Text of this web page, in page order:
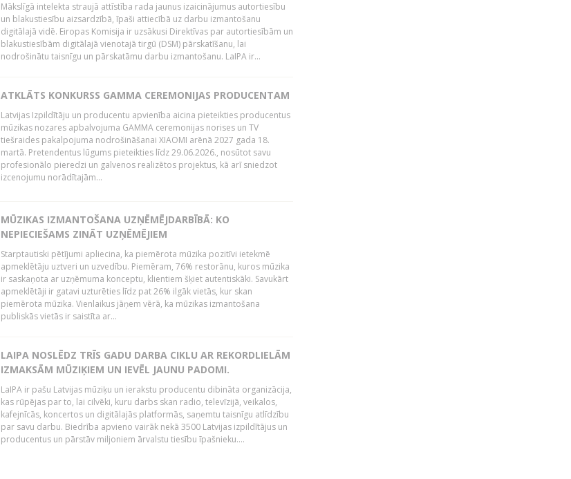
Mākslīgā intelekta straujā attīstība rada jaunus izaicinājumus autortiesību
un blakustiesību aizsardzībā, īpaši attiecībā uz darbu izmantošanu
digitālajā vidē. Eiropas Komisija ir uzsākusi Direktīvas par autortiesībām un
blakustiesībām digitālajā vienotajā tirgū (DSM) pārskatīšanu, lai
nodrošinātu taisnīgu un pārskatāmu darbu izmantošanu. LaIPA ir...
ATKLĀTS KONKURSS GAMMA CEREMONIJAS PRODUCENTAM
Latvijas Izpildītāju un producentu apvienība aicina pieteikties producentus
mūzikas nozares apbalvojuma GAMMA ceremonijas norises un TV
tiešraides pakalpojuma nodrošināšanai XIAOMI arēnā 2027 gada 18.
martā. Pretendentus lūgums pieteikties līdz 29.06.2026., nosūtot savu
profesionālo pieredzi un galvenos realizētos projektus, kā arī sniedzot
izcenojumu norādītajām...
MŪZIKAS IZMANTOŠANA UZŅĒMĒJDARBĪBĀ: KO
NEPIECIEŠAMS ZINĀT UZŅĒMĒJIEM
Starptautiski pētījumi apliecina, ka piemērota mūzika pozitīvi ietekmē
apmeklētāju uztveri un uzvedību. Piemēram, 76% restorānu, kuros mūzika
ir saskaņota ar uzņēmuma konceptu, klientiem šķiet autentiskāki. Savukārt
apmeklētāji ir gatavi uzturēties līdz pat 26% ilgāk vietās, kur skan
piemērota mūzika. Vienlaikus jāņem vērā, ka mūzikas izmantošana
publiskās vietās ir saistīta ar...
LAIPA NOSLĒDZ TRĪS GADU DARBA CIKLU AR REKORDLIELĀM
IZMAKSĀM MŪZIĶIEM UN IEVĒL JAUNU PADOMI.
LaIPA ir pašu Latvijas mūziķu un ierakstu producentu dibināta organizācija,
kas rūpējas par to, lai cilvēki, kuru darbs skan radio, televīzijā, veikalos,
kafejnīcās, koncertos un digitālajās platformās, saņemtu taisnīgu atlīdzību
par savu darbu. Biedrība apvieno vairāk nekā 3500 Latvijas izpildītājus un
producentus un pārstāv miljoniem ārvalstu tiesību īpašnieku....